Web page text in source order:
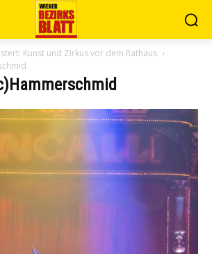
Kunst und Zirkus vor dem Rathaus